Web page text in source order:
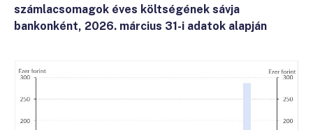
számlacsomagok éves költségének sávja
bankonként, 2026. március 31-i adatok alapján